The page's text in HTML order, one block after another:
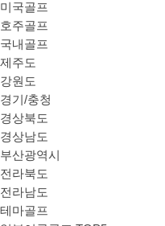
미국골프
호주골프
국내골프
제주도
강원도
경기/충청
경상북도
경상남도
부산광역시
전라북도
전라남도
테마골프